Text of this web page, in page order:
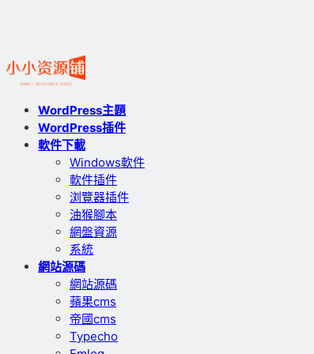
WordPress主題
WordPress插件
軟件下載
Windows軟件
軟件插件
浏覽器插件
油猴腳本
網盤資源
系統
網站源碼
網站源碼
蘋果cms
帝國cms
Typecho